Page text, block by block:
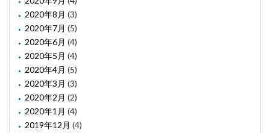
2020年8月 (3)
2020年7月 (5)
2020年6月 (4)
2020年5月 (4)
2020年4月 (5)
2020年3月 (3)
2020年2月 (2)
2020年1月 (4)
2019年12月 (4)